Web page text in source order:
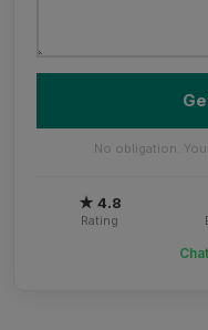
No obligation.
4.8 ★
Rating